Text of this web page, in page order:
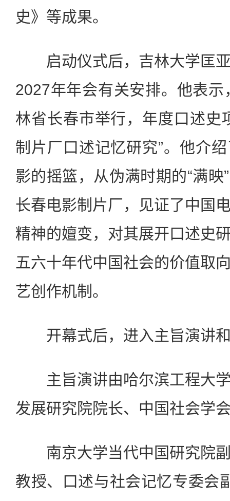
史》等成果。
启动仪式后，吉林大学匡亚
2027年年会有关安排。他表
林省长春市举行，年度口述史
制片厂口述记忆研究”。他介
影的摇篮，从伪满时期的“满映
长春电影制片厂，见证了中国
精神的嬗变，对其展开口述史
五六十年代中国社会的价值取
艺创作机制。
开幕式后，进入主旨演讲和
主旨演讲由哈尔滨工程大学
发展研究院院长、中国社会学
南京大学当代中国研究院副
教授、口述与社会记忆专委会